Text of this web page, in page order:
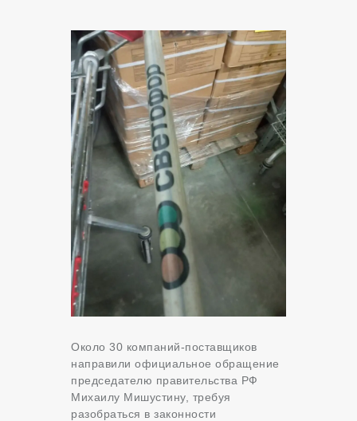
Около 30 компаний-поставщиков
направили официальное обращение
председателю правительства РФ
Михаилу Мишустину, требуя
разобраться в законности